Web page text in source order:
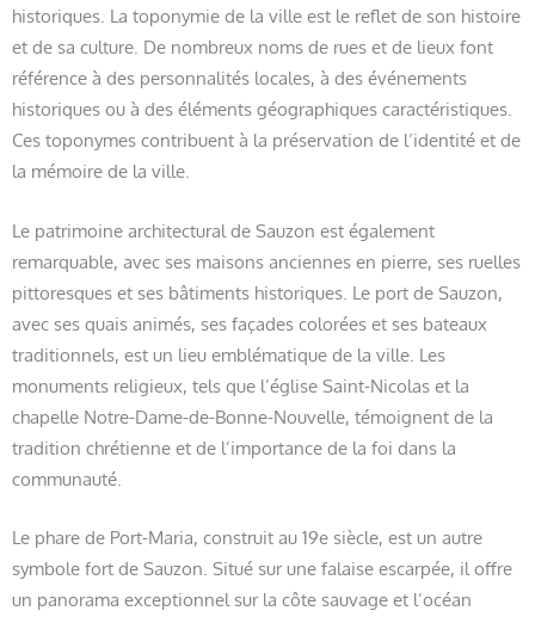
historiques. La toponymie de la ville est le reflet de son histoire
et de sa culture. De nombreux noms de rues et de lieux font
référence à des personnalités locales, à des événements
historiques ou à des éléments géographiques caractéristiques.
Ces toponymes contribuent à la préservation de l’identité et de
la mémoire de la ville.
Le patrimoine architectural de Sauzon est également
remarquable, avec ses maisons anciennes en pierre, ses ruelles
pittoresques et ses bâtiments historiques. Le port de Sauzon,
avec ses quais animés, ses façades colorées et ses bateaux
traditionnels, est un lieu emblématique de la ville. Les
monuments religieux, tels que l’église Saint-Nicolas et la
chapelle Notre-Dame-de-Bonne-Nouvelle, témoignent de la
tradition chrétienne et de l’importance de la foi dans la
communauté.
Le phare de Port-Maria, construit au 19e siècle, est un autre
symbole fort de Sauzon. Situé sur une falaise escarpée, il offre
un panorama exceptionnel sur la côte sauvage et l’océan